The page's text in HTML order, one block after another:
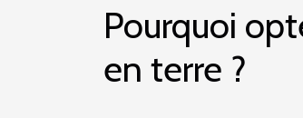
Pourquoi
en terre ?